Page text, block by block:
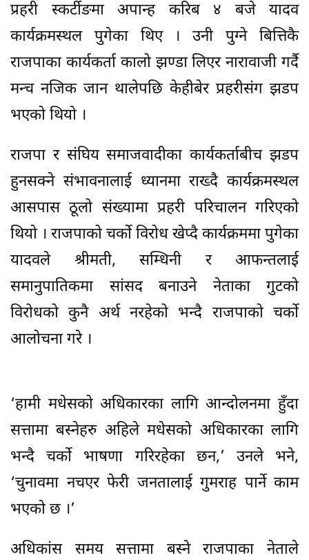
प्रहरी स्कर्टीङमा अपान्ह करिब ४ बजे यादव
कार्यक्रमस्थल पुगेका थिए । उनी पुग्ने बित्तिकै
राजपाका कार्यकर्ता कालो झण्डा लिएर नारावाजी गर्दै
मन्च नजिक जान थालेपछि केहीबेर प्रहरीसंग झडप
भएको थियो ।
राजपा र संघिय समाजवादीका कार्यकर्ताबीच झडप
हुनसक्ने संभावनालाई ध्यानमा राख्दै कार्यक्रमस्थल
आसपास ठूलो संख्यामा प्रहरी परिचालन गरिएको
थियो । राजपाको चर्काे विरोध खेप्दै कार्यक्रममा पुगेका
यादवले श्रीमती, सम्धिनी र आफन्तलाई
समानुपातिकमा सांसद बनाउने नेताका गुटको
विरोधको कुनै अर्थ नरहेको भन्दै राजपाको चर्काे
आलोचना गरे ।
‘हामी मधेसको अधिकारका लागि आन्दोलनमा हुँदा
सत्तामा बस्नेहरु अहिले मधेसको अधिकारका लागि
भन्दै चर्काे भाषणा गरिरहेका छन,’ उनले भने,
‘चुनावमा नचएर फेरी जनतालाई गुमराह पार्ने काम
भएको छ ।’
अधिकांस समय सत्तामा बस्ने राजपाका नेताले